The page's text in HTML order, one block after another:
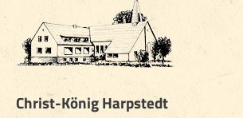
Christ-König Harpstedt